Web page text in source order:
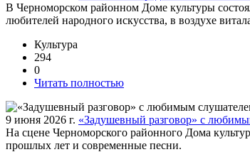
В Черноморском районном Доме культуры
любителей народного искусства, в воздухе
Культура
294
0
Читать полностью
9 июня 2026 г. «Задушевный разговор» с
На сцене Черноморского районного Дома
прошлых лет и современные песни.